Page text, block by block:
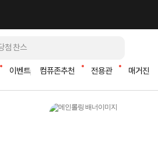
이벤트 컴퓨존추천 전용관 매거진